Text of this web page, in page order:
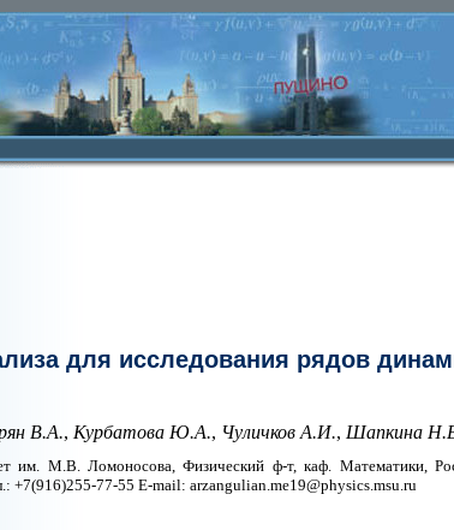
для исследования рядов
В.А., Курбатова Ю.А., Чуличков А.И., Шапкина
им. М.В. Ломоносова, Физический ф-т, каф. Математики,
+7(916)255-77-55 E-mail: arzangulian.me19@physics.msu.ru